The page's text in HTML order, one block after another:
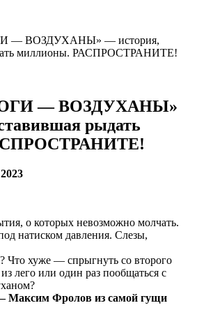
— ВОЗДУХАНЫ» — история,
миллионы. РАСПРОСТРАНИТЕ!
— ВОЗДУХАНЫ»
рыдать
о которых невозможно молчать.
натиском давления. Слезы,
Что хуже — спрыгнуть со второго
лего или один раз пообщаться с
Максим Фролов из самой гущи